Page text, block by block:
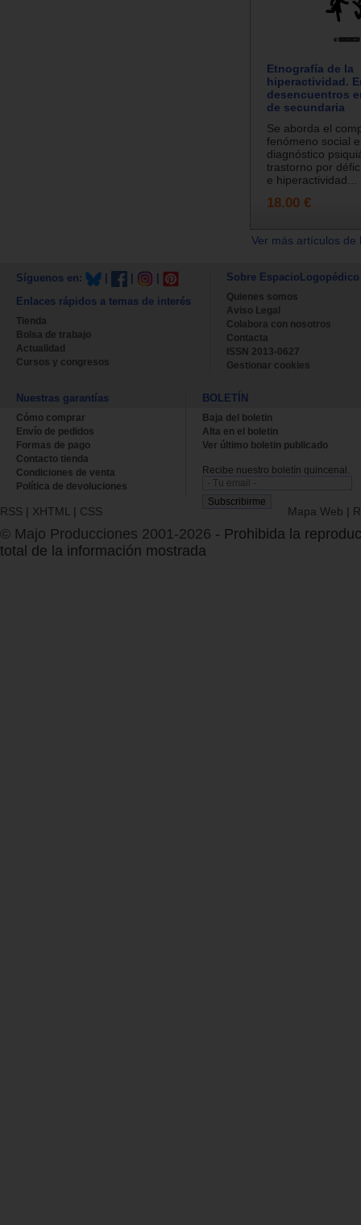
Etnografía de la
hiperactividad.
desencuentros
de secundaria
Se aborda el
fenómeno social
diagnóstico
trastorno por
e hiperactividad...
18.00 €
Ver más artículos
Síguenos en:
Enlaces rápidos a temas de interés
Tienda
Bolsa de trabajo
Actualidad
Cursos y congresos
Sobre EspacioLogopédico
Quienes somos
Aviso Legal
Colabora con nosotros
Contacta
ISSN 2013-0627
Gestionar cookies
Nuestras garantías
Cómo comprar
Envío de pedidos
Formas de pago
Contacto tienda
Condiciones de venta
Política de devoluciones
BOLETÍN
Baja del boletin
Alta en el boletin
Ver último boletin publicado
Recibe nuestro boletín quincenal.
RSS | XHTML | CSS Mapa Web |
© Majo Producciones 2001-2026 - Prohibida la
total de la información mostrada